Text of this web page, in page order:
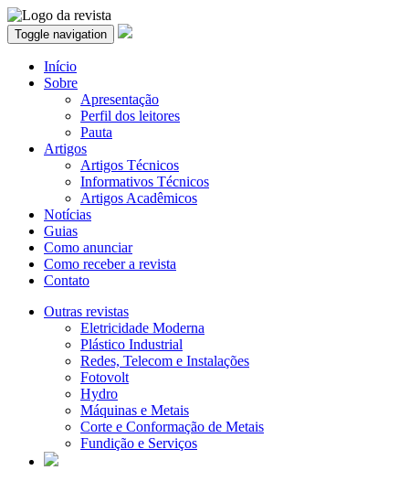
Toggle navigation
Início
Sobre
Apresentação
Perfil dos leitores
Pauta
Artigos
Artigos Técnicos
Informativos Técnicos
Artigos Acadêmicos
Notícias
Guias
Como anunciar
Como receber a revista
Contato
Outras revistas
Eletricidade Moderna
Plástico Industrial
Redes, Telecom e Instalações
Fotovolt
Hydro
Máquinas e Metais
Corte e Conformação de Metais
Fundição e Serviços